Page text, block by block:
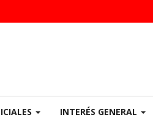
INTERÉS GENERAL